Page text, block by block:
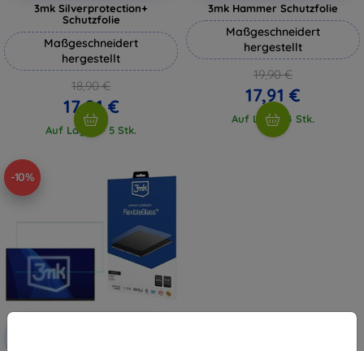
3mk Silverprotection+
Schutzfolie
Maßgeschneidert
hergestellt
18,90 €
17,01 €
Auf Lager > 5 Stk.
3mk Hammer Schutzfolie
Maßgeschneidert
hergestellt
19,90 €
17,91 €
Auf Lager 4 Stk.
-10%